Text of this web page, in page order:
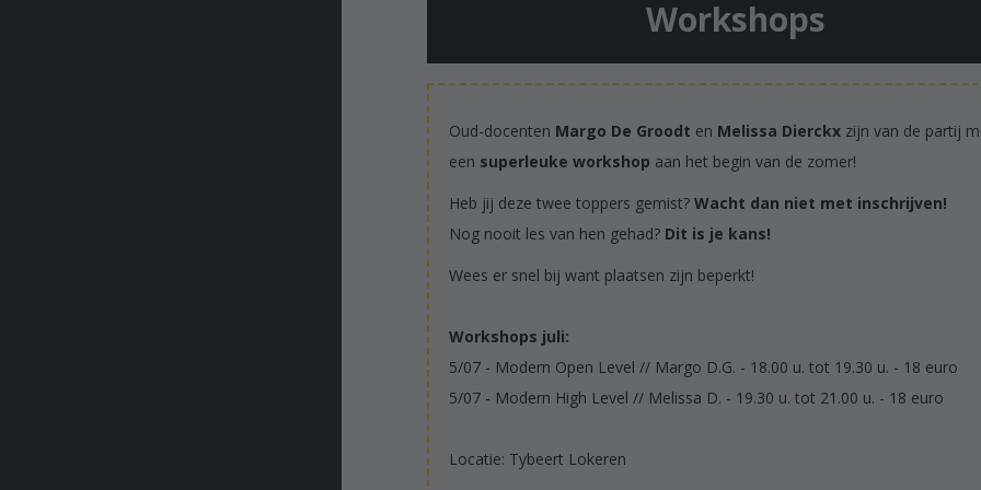
Workshops
Oud-docenten Margo De Groodt en Melissa Dierckx zijn van de partij
een superleuke workshop aan het begin van de zomer!
Heb jij deze twee toppers gemist? Wacht dan niet met inschrijven!
Nog nooit les van hen gehad? Dit is je kans!
Wees er snel bij want plaatsen zijn beperkt!
Workshops juli:
5/07 - Modern Open Level // Margo D.G. - 18.00 u. tot 19.30 u. - 18 euro
5/07 - Modern High Level // Melissa D. - 19.30 u. tot 21.00 u. - 18 euro
Locatie: Tybeert Lokeren